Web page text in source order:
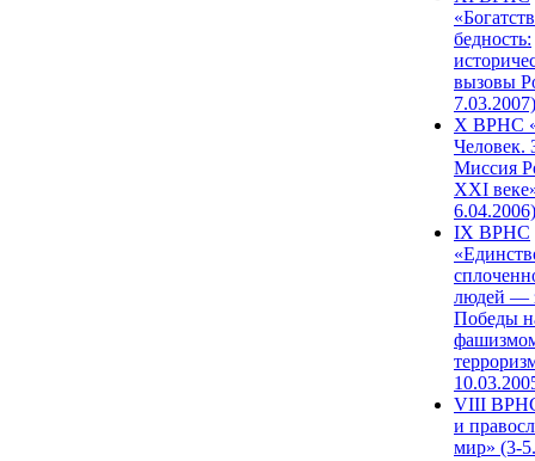
бедность:
вызовы
7.03.2007)
X ВРНС
Человек.
Миссия
XXI
6.04.2006)
IX ВРНС
людей —
Победы
VIII
и
мир» (3-